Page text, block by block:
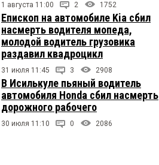
1 августа 11:00 2 1752
Епископ на автомобиле Kia сбил
насмерть водителя мопеда,
молодой водитель грузовика
раздавил квадроцикл
31 июля 11:45 3 2908
В Исилькуле пьяный водитель
автомобиля Honda сбил насмерть
дорожного рабочего
30 июля 11:10 0 2086